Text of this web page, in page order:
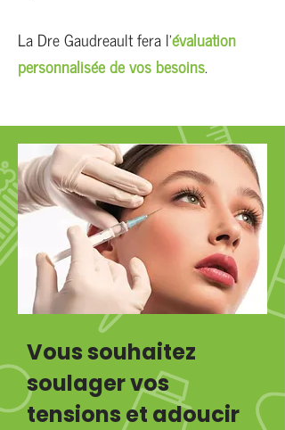
La Dre Gaudreault fera l’évaluation
personnalisée de vos besoins.
Vous souhaitez
soulager vos
tensions et adoucir